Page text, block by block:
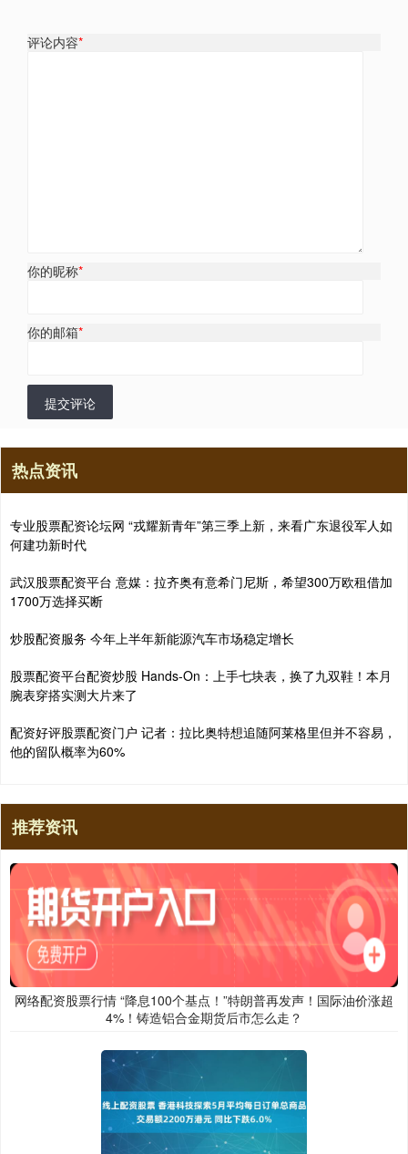
评论内容*
你的昵称*
你的邮箱*
提交评论
热点资讯
专业股票配资论坛网 “戎耀新青年”第三季上新，来看广东退役军人如
何建功新时代
武汉股票配资平台 意媒：拉齐奥有意希门尼斯，希望300万欧租借加
1700万选择买断
炒股配资服务 今年上半年新能源汽车市场稳定增长
股票配资平台配资炒股 Hands-On：上手七块表，换了九双鞋！本月
腕表穿搭实测大片来了
配资好评股票配资门户 记者：拉比奥特想追随阿莱格里但并不容易，
他的留队概率为60%
推荐资讯
网络配资股票行情 “降息100个基点！”特朗普再发声！国际油价涨超
4%！铸造铝合金期货后市怎么走？